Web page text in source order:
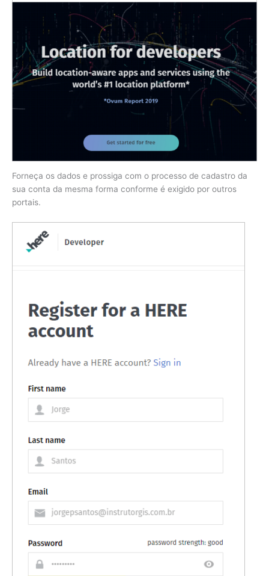
Forneça os dados e prossiga com o processo de cadastro da
sua conta da mesma forma conforme é exigido por outros
portais.